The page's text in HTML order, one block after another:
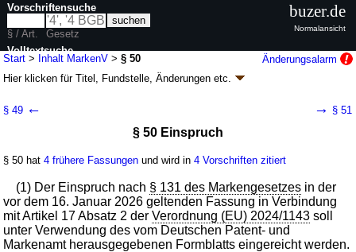
Start > Inhalt MarkenV >§ 50
Änderungsalarm
Hier klicken fürTitel, Fundstelle, Änderungen etc.
BGBl. 2026 I Nr. 9
17 weitere Fassungen | wird in 19 Vorschriften zitiert
Teil 6 Verfahren nach der Verordnung (EU) 2024/1143
Abschnitt 2 Zwischenstaatliches Einspruchsverfahren
§ 49 ← → § 51
§ 50 Einspruch
§ 50 hat4 frühere Fassungen und wird in4 Vorschriften zitiert
(1) Der Einspruch nach § 131 des Markengesetzes in der
vor dem 16. Januar 2026 geltenden Fassung in Verbindung
mit Artikel 17 Absatz 2 derVerordnung (EU) 2024/1143 soll
unter Verwendung des vom Deutschen Patent- und
Markenamt herausgegebenen Formblatts eingereicht werden.
Vorschriftensuche
§ / Art.
Gesetz
Volltextsuche
nur in MarkenV
buzer.de
Normalansicht